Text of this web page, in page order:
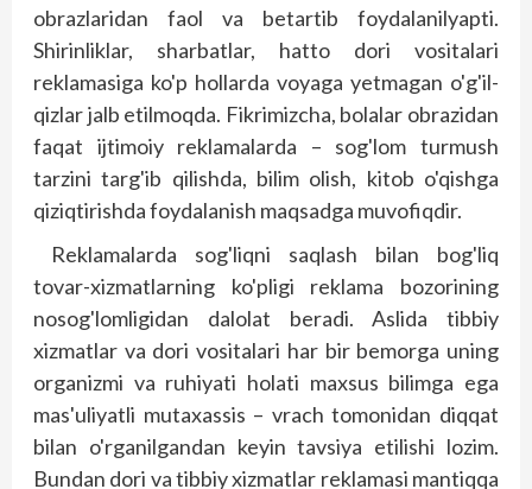
obrazlaridan faol va betartib foydalanil­yapti.
Shirinliklar, sharbatlar, hatto dori vositalari
reklamasiga ko'p hollarda voyaga yetmagan o'g'il-
qizlar jalb etilmoqda. Fikrimizcha, bolalar obrazidan
faqat ijtimoiy rek­lamalarda – sog'lom turmush
tarzini targ'ib qilishda, bilim olish, kitob o'qishga
qiziqtirishda foydalanish maqsadga muvofiqdir.
Reklamalarda sog'liqni saqlash bilan bog'liq
tovar-xizmatlarning ko'pligi reklama bozorining
nosog'lomligidan dalolat beradi. Aslida tibbiy
xizmatlar va dori vositalari har bir bemorga uning
organizmi va ruhiyati holati maxsus bilimga ega
mas'uliyatli mutaxassis – vrach tomonidan diqqat
bilan o'rganilgandan keyin tavsiya etilishi lozim.
Bundan dori va tibbiy xizmatlar reklamasi mantiqqa